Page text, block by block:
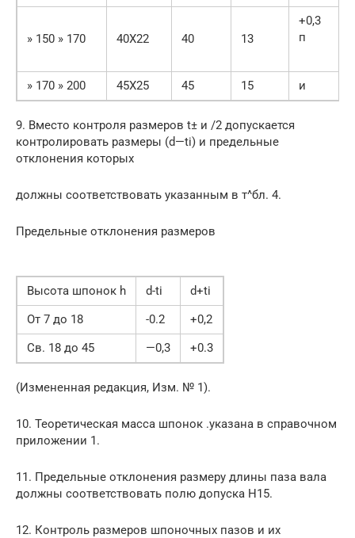
» 150 » 170 40X22 40 13
+0,3
п
» 170 » 200 45X25 45 15 и
9. Вместо контроля размеров t± и /2 допускается
контролировать размеры (d—ti) и предельные
отклонения которых
должны соответствовать указанным в т^бл. 4.
Предельные отклонения размеров
Высота шпонок h d-ti
d+ti
От 7 до 18
-0.2
+0,2
Св. 18 до 45
—0,3 +0.3
(Измененная редакция, Изм. № 1).
10. Теоретическая масса шпонок .указана в справочном
приложении 1.
11. Предельные отклонения размеру длины паза вала
должны соответствовать полю допуска Н15.
12. Контроль размеров шпоночных пазов и их